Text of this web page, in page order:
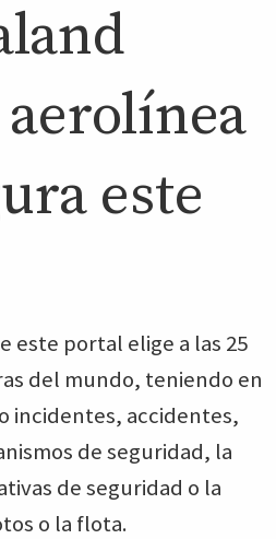
este
este portal elige a las 25
del mundo, teniendo en
incidentes, accidentes,
de seguridad, la
de seguridad o la
o la flota.